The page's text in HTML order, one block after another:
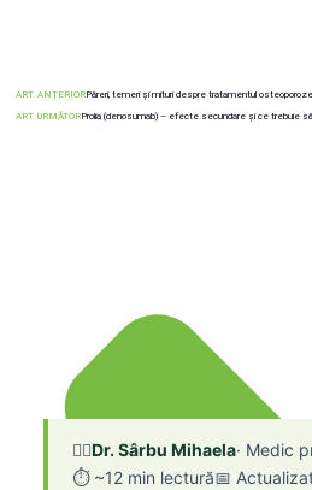
ART. ANTERIORPăreri, temeri și mituri despre tratamentul
ART. URMĂTORProlia (denosumab) – efecte secundare și ce trebuie
👩‍⚕️Dr. Sârbu Mihaela· Medic
⏱ ~12 min lectură📅